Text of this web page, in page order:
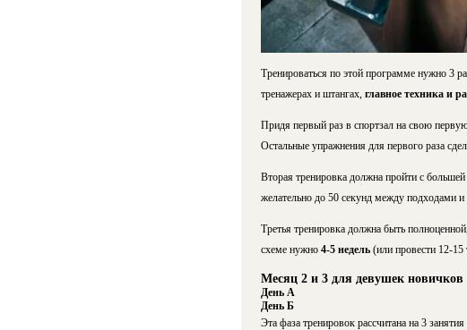
Тренироваться по этой программе нужно 3
тренажерах и штангах, главное техника и
Придя первый раз в спортзал на свою
Остальные упражнения для первого раза
Вторая тренировка должна пройти с
желательно до 50 секунд между подходами и
Третья тренировка должна быть
схеме нужно 4-5 недель (или провести 12-15
Месяц 2 и 3 для девушек новичков
День А
День Б
Эта фаза тренировок рассчитана на 3